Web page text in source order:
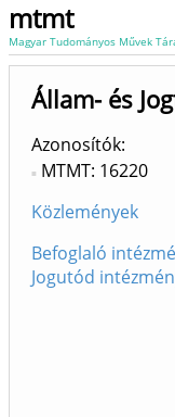
mtmt
Magyar Tudományos Művek
Állam- és
Azonosítók
MTMT: 16220
Közlemények
Befoglaló
Jogutód